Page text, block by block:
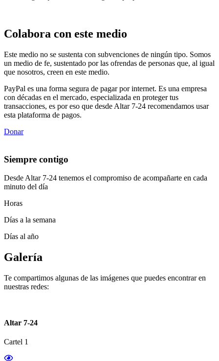
Colabora con este medio
Este medio no se sustenta con subvenciones de ningún tipo. Somos
un medio de fe, sustentado por las ofrendas de personas que, al igual
que nosotros, creen en este medio.
PayPal es una forma segura de pagar por internet. Es una empresa
con décadas en el mercado, especializada en proteger tus
transacciones, es por eso que desde Altar 7-24 recomendamos usar
esta plataforma de pagos.
Donar
Siempre contigo
Desde Altar 7-24 tenemos el compromiso de acompañarte en cada
minuto del día
Horas
Días a la semana
Días al año
Galería
Te compartimos algunas de las imágenes que puedes encontrar en
nuestras redes:
Altar 7-24
Cartel 1